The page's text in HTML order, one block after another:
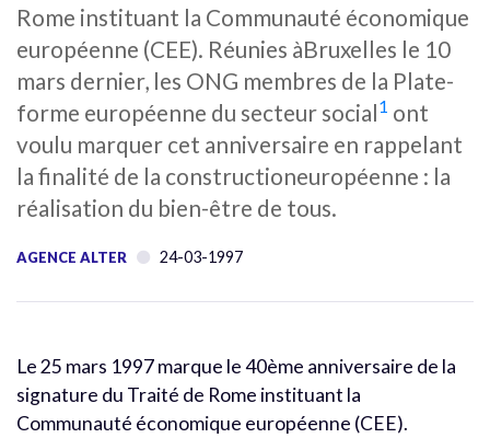
Rome instituant la Communauté économique
européenne (CEE). Réunies àBruxelles le 10
mars dernier, les ONG membres de la Plate-
forme européenne du secteur social1 ont
voulu marquer cet anniversaire en rappelant
la finalité de la constructioneuropéenne : la
réalisation du bien-être de tous.
AGENCE ALTER 24-03-1997
Le 25 mars 1997 marque le 40ème anniversaire de la
signature du Traité de Rome instituant la
Communauté économique européenne (CEE).